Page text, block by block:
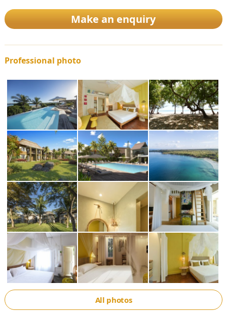
Make an enquiry
Professional photo
All photos